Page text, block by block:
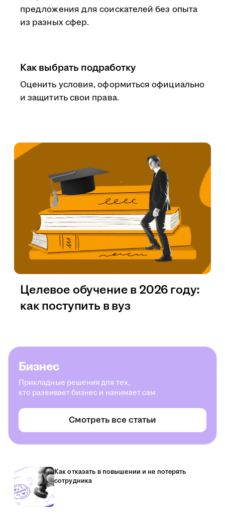
предложения для соискателей без опыта
из разных сфер.
Как выбрать подработку
Оценить условия, оформиться официально
и защитить свои права.
Целевое обучение в 2026 году:
как поступить в вуз
Бизнес
Прикладные решения для тех,
кто развивает бизнес и нанимает сам
Смотреть все статьи
Как отказать в повышении и не потерять
сотрудника